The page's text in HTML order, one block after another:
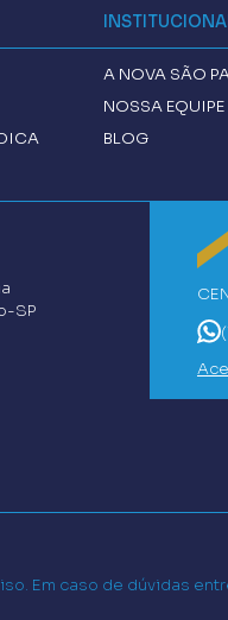
A NOVA SÃO
NOSSA EQUIPE
BLOG
SP
Em caso de dúvidas